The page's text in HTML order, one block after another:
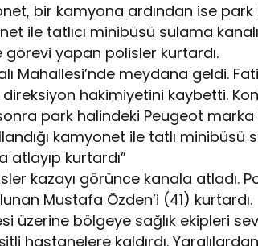
bir kamyona ardından ise park
ile tatlıcı minibüsü sulama
görevi yapan polisler kurtardı.
Mahallesi’nde meydana geldi.
hakimiyetini kaybetti.
park halindeki Peugeot marka
kamyonet ile tatlı minibüsü
atlayıp kurtardı”
kazayı görünce kanala atladı.
Mustafa Özden’i (41) kurtardı.
üzerine bölgeye sağlık ekipleri
hastanelere kaldırdı.